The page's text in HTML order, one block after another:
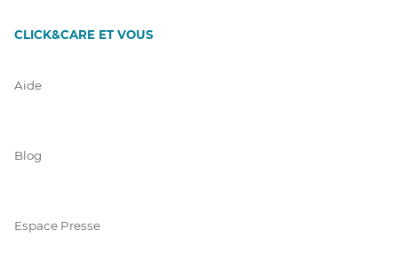
CLICK&CARE ET VOUS
Aide
Blog
Espace Presse